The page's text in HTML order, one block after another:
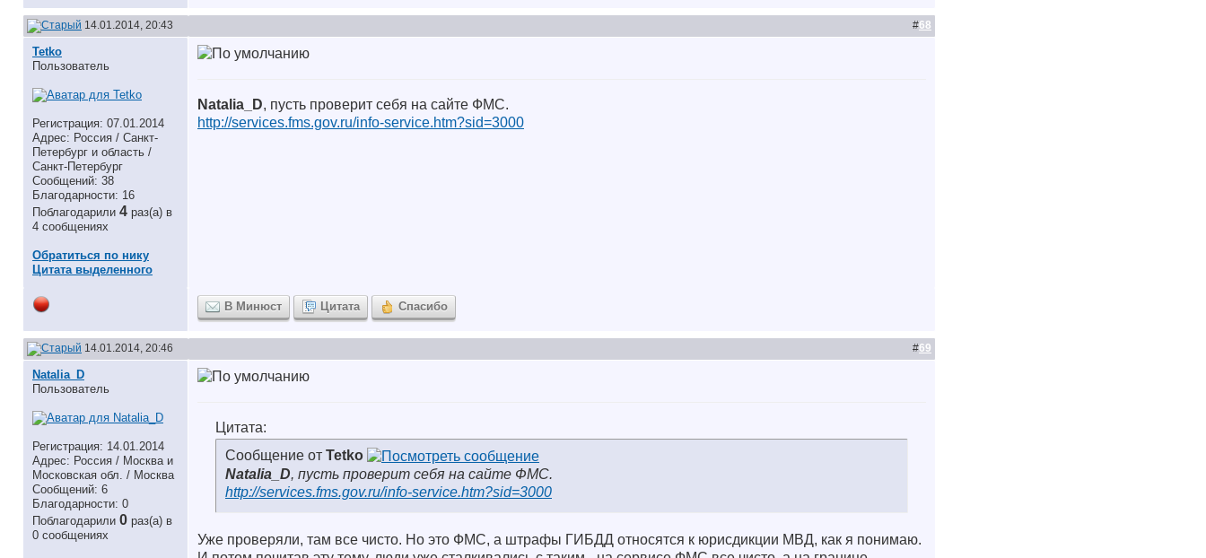
14.01.2014, 20:43 #68
Tetko
Пользователь
Регистрация: 07.01.2014
Адрес: Россия / Санкт-
Петербург и область /
Санкт-Петербург
Сообщений: 38
Благодарности: 16
Поблагодарили 4 раз(а) в
4 сообщениях
Обратиться по нику
Цитата выделенного
Natalia_D, пусть проверит себя на сайте ФМС.
http://services.fms.gov.ru/info-service.htm?sid=3000
В Минюст Цитата Спасибо
14.01.2014, 20:46 #69
Natalia_D
Пользователь
Регистрация: 14.01.2014
Адрес: Россия / Москва и
Московская обл. / Москва
Сообщений: 6
Благодарности: 0
Поблагодарили 0 раз(а) в
0 сообщениях
Цитата:
Сообщение от Tetko
Natalia_D, пусть проверит себя на сайте ФМС.
http://services.fms.gov.ru/info-service.htm?sid=3000
Уже проверяли, там все чисто. Но это ФМС, а штрафы ГИБДД относятся к юрисдикции МВД, как я понимаю.